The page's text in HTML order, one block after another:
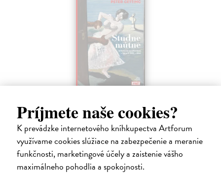
Príjmete naše cookies?
K prevádzke internetového kníhkupectva Artforum
využívame cookies slúžiace na zabezpečenie a meranie
funkčnosti, marketingové účely a zaistenie vášho
maximálneho pohodlia a spokojnosti.
Getting Peter| Elektronická kniha
Sú ikonickými postavami našej kultúry. Postavili im sochy a
pomenovali po nich ulice, majú svoje nespochybniteľné miesto v
lexikónoch literatúry aj učebniciach, slovenské moderné umenie sa
bez nich nedá…
Na stiahnutie akoEPUB,MOBIaPDF